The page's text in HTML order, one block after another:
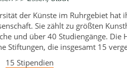
der Künste im Ruhrgebiet hat
Sie zählt zu größten
und über 40 Studiengänge.
Stiftungen, die insgesamt 15
15 Stipendien